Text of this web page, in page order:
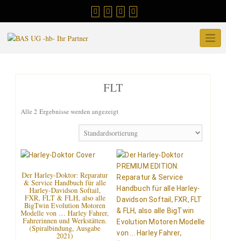
FLT
Alle 2 Ergebnisse werden angezeigt
Der Harley-Doktor: Reparatur
& Service Handbuch für alle
Harley-Davidson Softail,
FXR, FLT & FLH, also alle
BigTwin Evolution Motoren
Modelle von … Harley Fahrer,
Fahrerinnen und Werkstätten.
(Spiralbindung, Ausgabe
2021)